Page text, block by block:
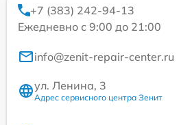
+7 (383) 242-94-13
Ежедневно с 9:00 до 21:00
info@zenit-repair-center.ru
ул. Ленина, 3
Адрес сервисного центра Зенит